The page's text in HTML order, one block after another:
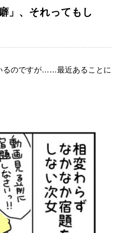
」、それってもし
るのですが……最近あることに